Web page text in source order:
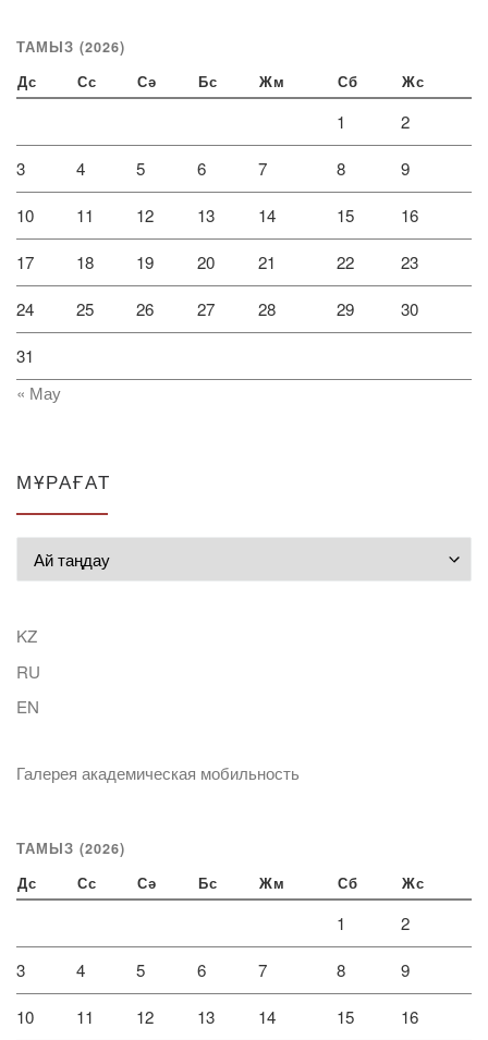
ТАМЫЗ (2026)
Дс Сс Сә Бс Жм Сб Жс
1 2
3 4 5 6 7 8 9
10 11 12 13 14 15 16
17 18 19 20 21 22 23
24 25 26 27 28 29 30
31
« Мау
МҰРАҒАТ
KZ
RU
EN
Галерея академическая мобильность
ТАМЫЗ (2026)
Дс Сс Сә Бс Жм Сб Жс
1 2
3 4 5 6 7 8 9
10 11 12 13 14 15 16